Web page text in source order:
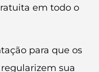
em todo o
para que os
sua